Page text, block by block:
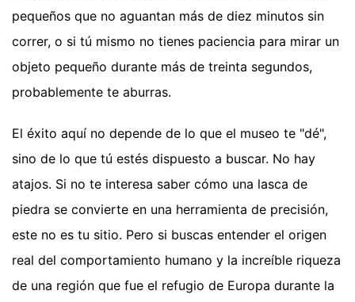
pequeños que no aguantan más de diez minutos sin
correr, o si tú mismo no tienes paciencia para mirar un
objeto pequeño durante más de treinta segundos,
probablemente te aburras.
El éxito aquí no depende de lo que el museo te "dé",
sino de lo que tú estés dispuesto a buscar. No hay
atajos. Si no te interesa saber cómo una lasca de
piedra se convierte en una herramienta de precisión,
este no es tu sitio. Pero si buscas entender el origen
real del comportamiento humano y la increíble riqueza
de una región que fue el refugio de Europa durante la